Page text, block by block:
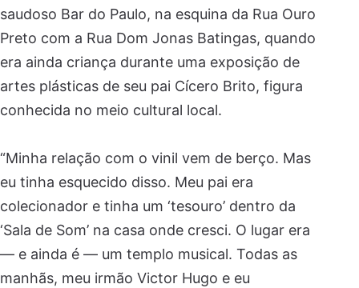
saudoso Bar do Paulo, na esquina da Rua Ouro
Preto com a Rua Dom Jonas Batingas, quando
era ainda criança durante uma exposição de
artes plásticas de seu pai Cícero Brito, figura
conhecida no meio cultural local.
“Minha relação com o vinil vem de berço. Mas
eu tinha esquecido disso. Meu pai era
colecionador e tinha um ‘tesouro’ dentro da
‘Sala de Som’ na casa onde cresci. O lugar era
— e ainda é — um templo musical. Todas as
manhãs, meu irmão Victor Hugo e eu